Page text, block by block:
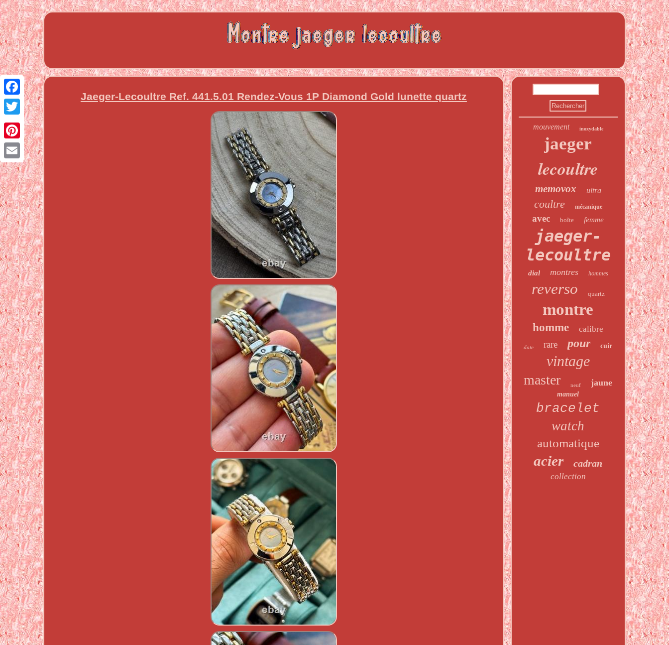
Facebook
Twitter
Pinterest
Email
Jaeger-Lecoultre Ref. 441.5.01 Rendez-Vous 1P Diamond Gold lunette quartz
mouvement inoxydable
jaeger
lecoultre
memovox ultra
coultre mécanique
avec boîte femme
jaeger-
lecoultre
dial montres hommes
reverso quartz
montre
homme calibre
date rare pour cuir
vintage
master neuf jaune
manuel
bracelet
watch
automatique
acier cadran
collection